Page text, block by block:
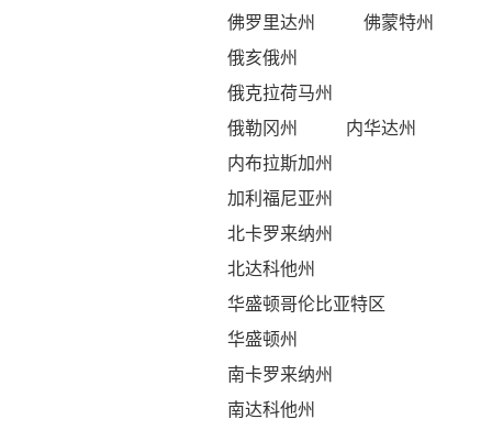
佛罗里达州
佛蒙特州
俄亥俄州
俄克拉荷马州
俄勒冈州
内华达州
内布拉斯加州
加利福尼亚州
北卡罗来纳州
北达科他州
华盛顿哥伦比亚特区
华盛顿州
南卡罗来纳州
南达科他州